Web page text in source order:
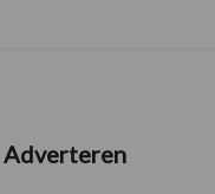
Adverteren